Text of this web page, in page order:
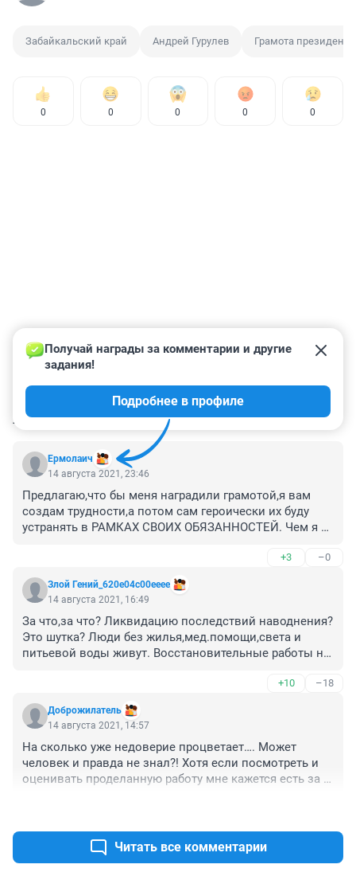
Забайкальский край Андрей Гурулев Грамота президента
0 0 0 0 0
КОММЕНТАРИИ 54
Ермолаич
Получай награды за комментарии и другие
задания!
Подробнее в профиле
14 августа 2021, 23:46
Предлагаю,что бы меня наградили грамотой,я вам
создам трудности,а потом сам героически их буду
устранять в РАМКАХ СВОИХ ОБЯЗАННОСТЕЙ. Чем я
сделать хреново,а потом за ,,геройское,,устранение
требовать награды.
+3 –0
Злой Гений_620e04c00eeee
14 августа 2021, 16:49
За что,за что? Ликвидацию последствий наводнения?
Это шутка? Люди без жилья,мед.помощи,света и
питьевой воды живут. Восстановительные работы на
Гурри-львов все будет себя восхвалять. Какая ему,
Подоткосову,Жамсуеву(Баранову) и Волкову дума.
Пусть на благо Заб края в Заб.крае арбайтают.
Кажный по профессии(Гурулев могет ими
командовать).
+10 –18
Доброжилатель
14 августа 2021, 14:57
На сколько уже недоверие процветает…. Может
человек и правда не знал?! Хотя если посмотреть и
оценивать проделанную работу мне кажется есть за
Читать все комментарии